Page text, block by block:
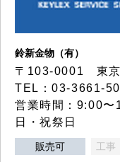
鈴新金物（有）
〒103-0001 東京
TEL：03-3661-
営業時間：9:00〜
日・祝祭日
販売可 工事